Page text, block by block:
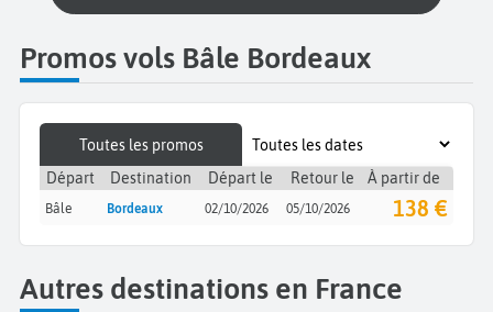
Promos vols Bâle Bordeaux
Toutes les promos
Départ
Destination Départ le Retour le À partir de
Bâle Bordeaux 02/10/2026 05/10/2026 138 €
Autres destinations en France